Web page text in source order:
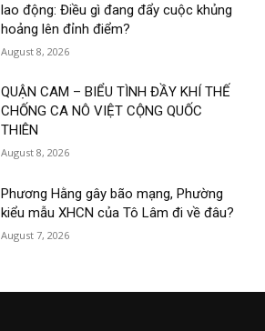
lao động: Điều gì đang đẩy cuộc khủng
hoảng lên đỉnh điểm?
August 8, 2026
QUẬN CAM – BIỂU TÌNH ĐẦY KHÍ THẾ
CHỐNG CA NÔ VIỆT CỘNG QUỐC
THIÊN
August 8, 2026
Phương Hằng gây bão mạng, Phường
kiểu mẫu XHCN của Tô Lâm đi về đâu?
August 7, 2026